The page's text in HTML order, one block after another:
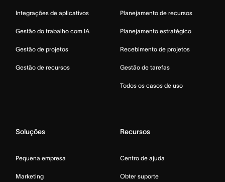
Integrações de aplicativos
Gestão do trabalho com IA
Gestão de projetos
Gestão de recursos
Planejamento de recursos
Planejamento estratégico
Recebimento de projetos
Gestão de tarefas
Todos os casos de uso
Soluções
Pequena empresa
Marketing
Recursos
Centro de ajuda
Obter suporte